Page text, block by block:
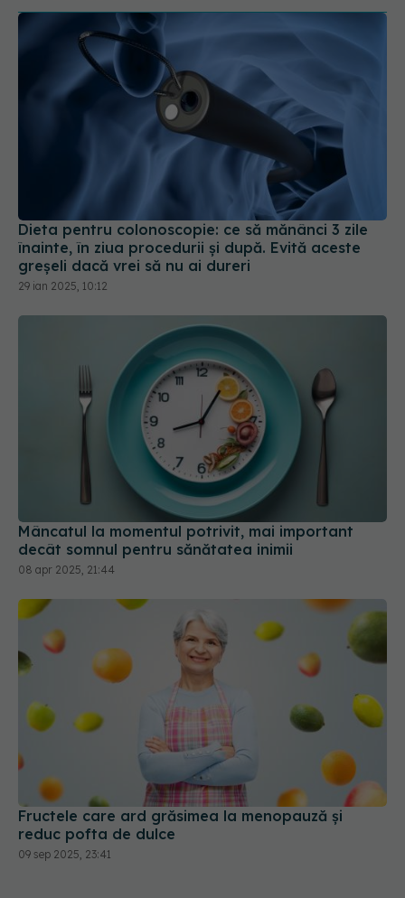
Dieta pentru colonoscopie: ce să mănânci 3 zile
înainte, în ziua procedurii și după. Evită aceste
greșeli dacă vrei să nu ai dureri
29 ian 2025, 10:12
Mâncatul la momentul potrivit, mai important
decât somnul pentru sănătatea inimii
08 apr 2025, 21:44
Fructele care ard grăsimea la menopauză și
reduc pofta de dulce
09 sep 2025, 23:41